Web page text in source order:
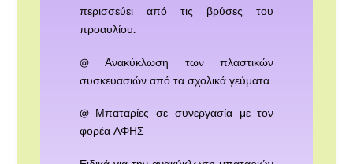
περισσεύει από τις βρύσες του
προαυλίου.
@ Ανακύκλωση των πλαστικών
συσκευασιών από τα σχολικά γεύματα
@ Μπαταρίες σε συνεργασία με τον
φορέα ΑΦΗΣ